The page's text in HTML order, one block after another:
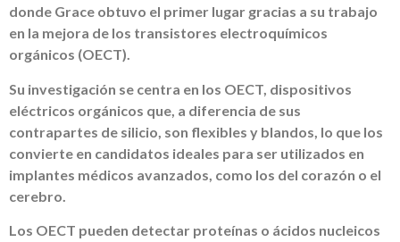
donde Grace obtuvo el primer lugar gracias a su trabajo
en la mejora de los transistores electroquímicos
orgánicos (OECT).
Su investigación se centra en los OECT, dispositivos
eléctricos orgánicos que, a diferencia de sus
contrapartes de silicio, son flexibles y blandos, lo que los
convierte en candidatos ideales para ser utilizados en
implantes médicos avanzados, como los del corazón o el
cerebro.
Los OECT pueden detectar proteínas o ácidos nucleicos